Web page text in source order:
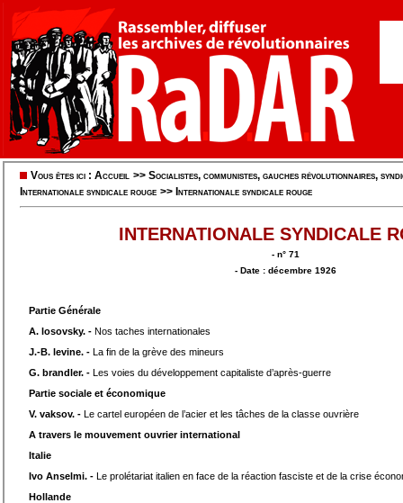
Vous êtes ici : Accueil >> Socialistes, communistes, gauches révolutionnaires,
Internationale syndicale rouge >> Internationale syndicale rouge
INTERNATIONALE SYNDICALE
- n° 71
- Date : décembre 1926
Partie Générale
A. losovsky. - Nos taches internationales
J.-B. levine. - La fin de la grève des mineurs
G. brandler. - Les voies du développement capitaliste d’après-guerre
Partie sociale et économique
V. vaksov. - Le cartel européen de l’acier et les tâches de la classe ouvrière
A travers le mouvement ouvrier international
Italie
Ivo Anselmi. - Le prolétariat italien en face de la réaction fasciste et de la crise
Hollande